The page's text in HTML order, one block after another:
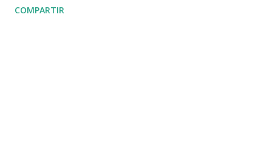
COMPARTIR